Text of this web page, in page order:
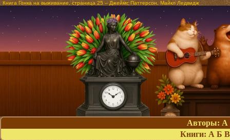
Книга Гонка на выживание, страница 25 – Джеймс Паттерсон, Майкл Ледвидж
Авторы: А
Книги: А Б В